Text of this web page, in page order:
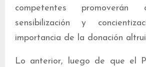
competentes promoverán
sensibilización y
importancia de la donación
Lo anterior, luego de que el